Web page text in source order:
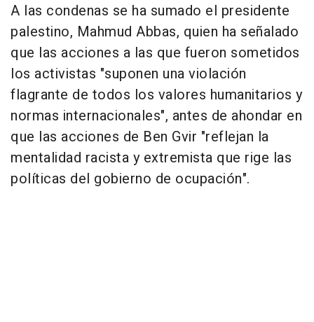
A las condenas se ha sumado el presidente
palestino, Mahmud Abbas, quien ha señalado
que las acciones a las que fueron sometidos
los activistas "suponen una violación
flagrante de todos los valores humanitarios y
normas internacionales", antes de ahondar en
que las acciones de Ben Gvir "reflejan la
mentalidad racista y extremista que rige las
políticas del gobierno de ocupación".